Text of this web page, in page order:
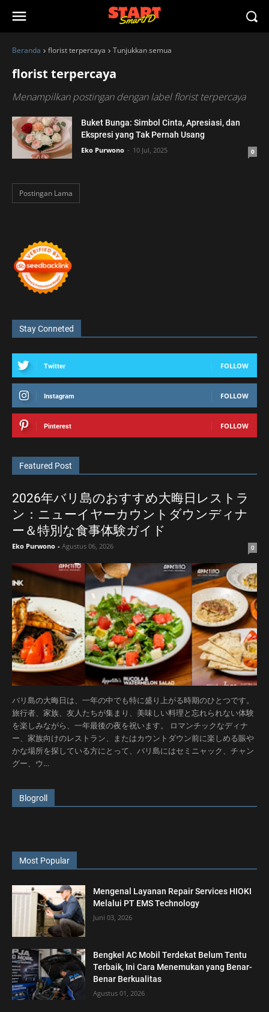
Beranda florist terpercaya Tunjukkan semua
florist terpercaya
Menampilkan postingan dengan label florist terpercaya
Buket Bunga: Simbol Cinta, Apresiasi, dan
Ekspresi yang Tak Pernah Usang
Eko Purwono 10 Jul, 2025 0
Postingan Lama
Stay Conneted
Twitter FOLLOW
Instagram FOLLOW
Pinterest FOLLOW
Featured Post
2026年バリ島のおすすめ大晦日レストラ
ン：ニューイヤーカウントダウンディナ
ー＆特別な食事体験ガイド
Eko Purwono - Agustus 06, 2026 0
バリ島の大晦日は、一年の中でも特に盛り上がる時期のひとつです。
旅行者、家族、友人たちが集まり、美味しい料理と忘れられない体験
を楽しみながら、一年最後の夜を祝います。 ロマンチックなディナ
ー、家族向けのレストラン、またはカウントダウン前に楽しめる賑や
かな場所を探している方にとって、バリ島にはセミニャック、チャン
グー、ウ…
Blogroll
Most Popular
Mengenal Layanan Repair Services HIOKI
Melalui PT EMS Technology
Juni 03, 2026
Bengkel AC Mobil Terdekat Belum Tentu
Terbaik, Ini Cara Menemukan yang Benar-
Benar Berkualitas
Agustus 01, 2026